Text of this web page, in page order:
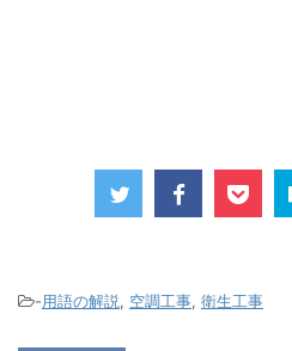
-用語の解説, 空調工事, 衛生工事